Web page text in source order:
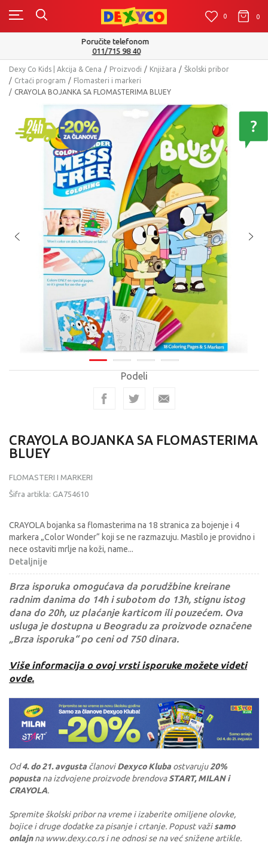
0 0 0
Isporuku možete očekivati u roku od 2 do 4 radna dana!
Pogledaj više
Dexy Co Kids | Akcija & Cena Proizvodi Knjižara
Školski pribor
Crtaći program
Flomasteri i markeri
CRAYOLA BOJANKA SA FLOMASTERIMA BLUEY
Podeli
CRAYOLA BOJANKA SA FLOMASTERIMA
BLUEY
FLOMASTERI I MARKERI
Šifra artikla: GA754610
CRAYOLA bojanka sa flomasterima na 18 stranica za bojenje i 4
markera „Color Wonder“ koji se ne razmazuju. Mastilo je providno i
nece ostaviti mrlje na koži, name...
Detaljnije
Brza isporuka omogućava da porudžbine kreirane
radnim danima do 14h i subotom do 13h, stignu istog
dana do 20h, uz plaćanje karticom ili pouzećem. Ova
usluga je dostupna u Beogradu za proizvode označene
„Brza isporuka“ po ceni od 750 dinara.
Više informacija o ovoj vrsti isporuke možete videti
ovde.
Od4. do 21. avgusta članoviDexyco Kluba ostvaruju20%
popusta na izdvojene proizvode brendovaSTART, MILAN i
CRAYOLA.
Spremite školski pribor na vreme i izaberite omiljene olovke,
bojice i druge dodatke za pisanje i crtanje. Popust važisamo
onlajnna www.dexy.co.rs i ne odnosi se na već snižene artikle.